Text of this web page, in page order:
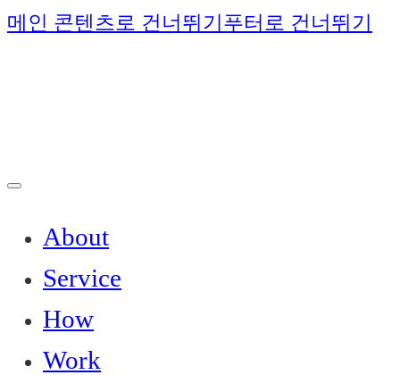
메인 콘텐츠로 건너뛰기 푸터로 건너뛰기
About
Service
How
Work